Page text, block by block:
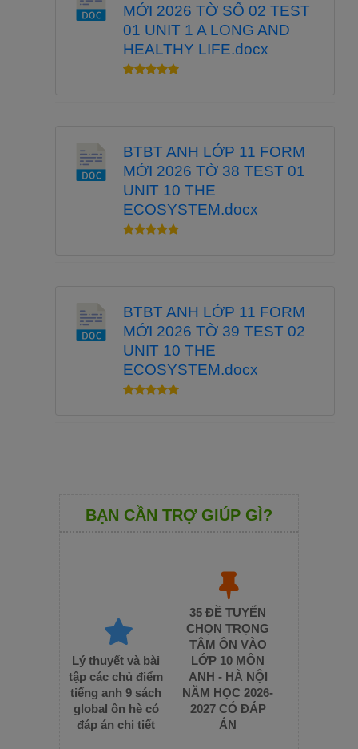
MỚI 2026 TỜ SỐ 02 TEST
01 UNIT 1 A LONG AND
HEALTHY LIFE.docx
BTBT ANH LỚP 11 FORM
MỚI 2026 TỜ 38 TEST 01
UNIT 10 THE
ECOSYSTEM.docx
BTBT ANH LỚP 11 FORM
MỚI 2026 TỜ 39 TEST 02
UNIT 10 THE
ECOSYSTEM.docx
BẠN CẦN TRỢ GIÚP GÌ?
Lý thuyết và bài
tập các chủ điểm
tiếng anh 9 sách
global ôn hè có
đáp án chi tiết
35 ĐỀ TUYỂN
CHỌN TRỌNG
TÂM ÔN VÀO
LỚP 10 MÔN
ANH - HÀ NỘI
NĂM HỌC 2026-
2027 CÓ ĐÁP
ÁN